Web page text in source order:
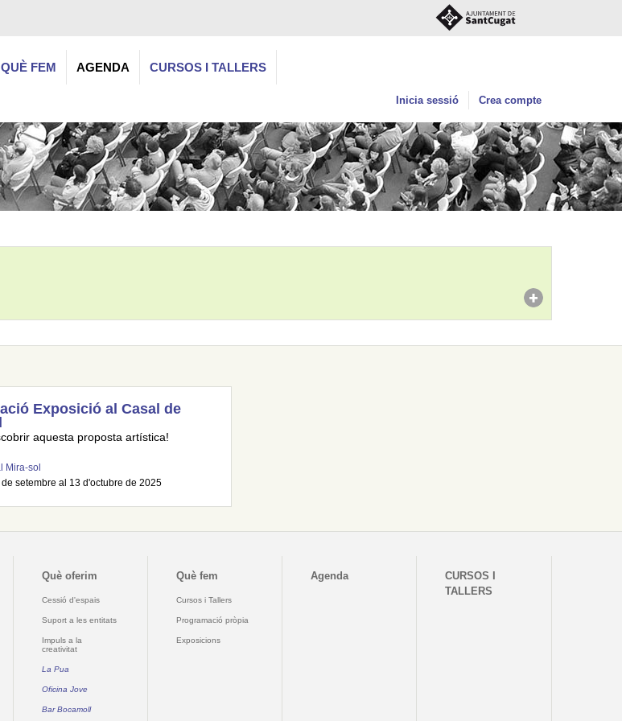
QUÈ FEM AGENDA CURSOS I TALLERS
Inicia sessió Crea compte
Exposició al Casal de
aquesta proposta artística!
Mira-sol
de setembre al 13 d'octubre de 2025
Què oferim
Cessió d'espais
Suport a les entitats
Impuls a la
creativitat
La Pua
Oficina Jove
Bar Bocamoll
Què fem
Cursos i Tallers
Programació pròpia
Exposicions
Agenda
CURSOS I
TALLERS